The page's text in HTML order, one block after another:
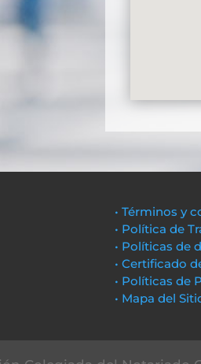
• Términos y
• Política de
• Políticas de
• Certificado
• Políticas de
• Mapa del